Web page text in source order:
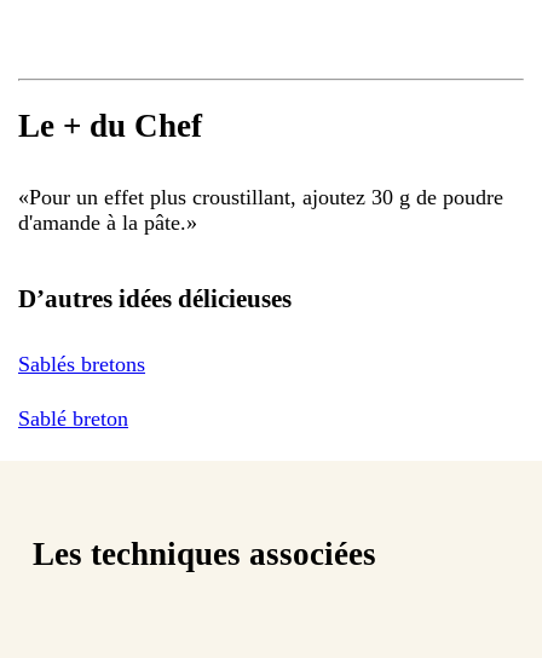
Le + du Chef
«Pour un effet plus croustillant, ajoutez 30 g de poudre
d'amande à la pâte.»
D’autres idées délicieuses
Sablés bretons
Sablé breton
Les techniques associées